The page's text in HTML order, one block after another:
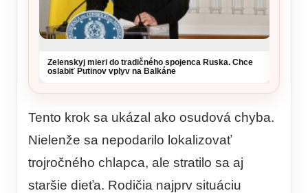
Zelenskyj mieri do tradičného spojenca Ruska. Chce
oslabiť Putinov vplyv na Balkáne
Tento krok sa ukázal ako osudová chyba.
Nielenže sa nepodarilo lokalizovať
trojročného chlapca, ale stratilo sa aj
staršie dieťa. Rodičia najprv situáciu